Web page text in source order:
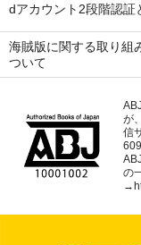
dアカウント2段階認証
海賊版に関する取り組
ついて
が
信
の
→